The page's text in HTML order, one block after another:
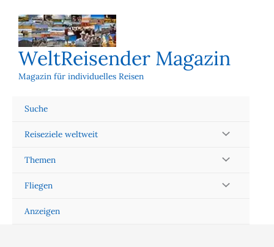
Inhalt
springen
WeltReisender Magazin
Magazin für individuelles Reisen
Suche
Reiseziele weltweit
Themen
Fliegen
Anzeigen